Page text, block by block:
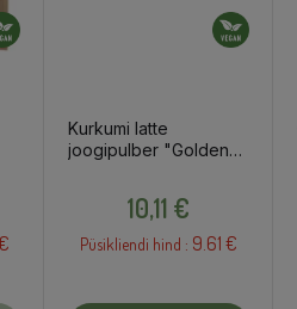
Kurkumi latte
joogipulber "Golden
10,11 €
Püsikliendi hind : 9.61 €